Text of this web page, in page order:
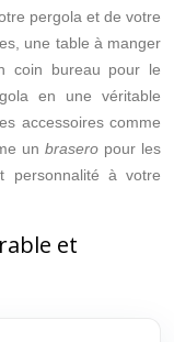
pergola et de votre
une table à manger
coin bureau pour le
en une véritable
accessoires comme
un braseropour les
personnalité à votre
et